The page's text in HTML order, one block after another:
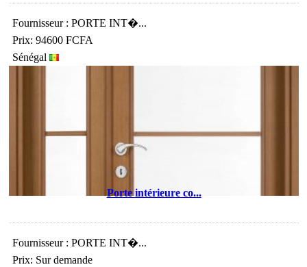
Fournisseur : PORTE INT�...
Prix: 94600 FCFA
Sénégal
Porte intérieure co...
Fournisseur : PORTE INT�...
Prix: Sur demande